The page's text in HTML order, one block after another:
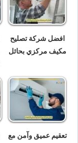
افضل شركة تصليح
مكيف مركزي بحائل
تعقيم عميق وآمن مع